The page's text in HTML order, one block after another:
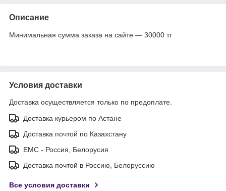
Описание
Минимальная сумма заказа на сайте — 30000 тг
Условия доставки
Доставка осуществляется только по предоплате.
Доставка курьером по Астане
Доставка почтой по Казахстану
ЕМС - Россия, Белорусия
Доставка почтой в Россию, Белоруссию
Все условия доставки